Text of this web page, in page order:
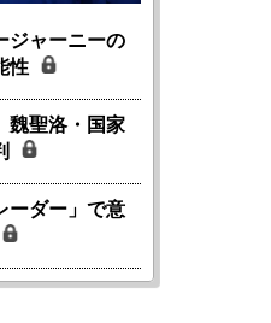
ジャーニーの
性
魏聖洛・国家
ーダー」で意